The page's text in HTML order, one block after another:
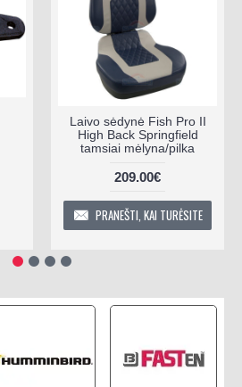
Laivo sėdynė Fish Pro II
High Back Springfield
tamsiai mėlyna/pilka
209.00€
PRANEŠTI, KAI TURĖSITE